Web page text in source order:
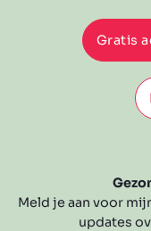
Gratis
Meld je aan voor
updates